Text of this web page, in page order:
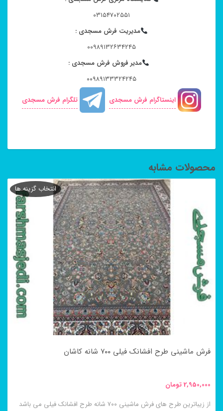
۰۳۱۵۴۷۰۲۵۵۱
مدیریت فرش مسجدی :
۰۰۹۸۹۱۳۲۶۳۴۲۴۵
مدیر فروش فرش مسجدی :
۰۰۹۸۹۱۳۳۳۲۴۲۴۵
اینستاگرام فرش مسجدی
تلگرام فرش مسجدی
محصولات مشابه
فرش ماشینی طرح افشانک فیلی ۷۰۰ شانه کاشان
2,950,000تومان
از زیباترین طرح های فرش ماشینی ۷۰۰ شانه طرح افشانک فیلی می باشد
انتخاب گزینه ها